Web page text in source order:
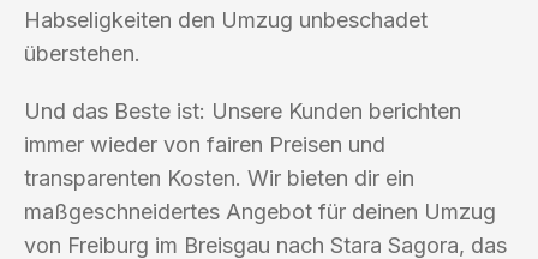
Habseligkeiten den Umzug unbeschadet
überstehen.
Und das Beste ist: Unsere Kunden berichten
immer wieder von fairen Preisen und
transparenten Kosten. Wir bieten dir ein
maßgeschneidertes Angebot für deinen Umzug
von Freiburg im Breisgau nach Stara Sagora, das